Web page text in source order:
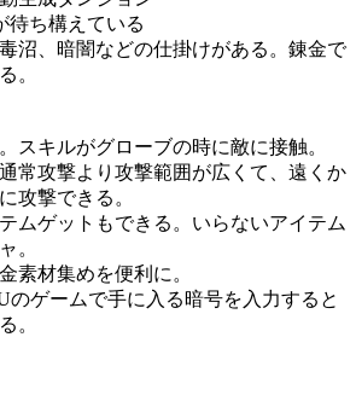
待ち構えている
沼、暗闇などの仕掛けがある。錬金で
。
スキルがグローブの時に敵に接触。
常攻撃より攻撃範囲が広くて、遠くか
攻撃できる。
ムゲットもできる。いらないアイテム
。
素材集めを便利に。
のゲームで手に入る暗号を入力すると
。